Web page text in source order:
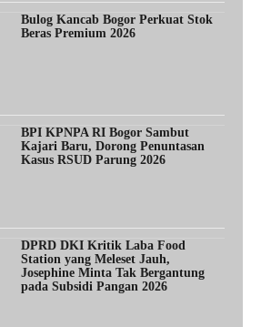
Bulog Kancab Bogor Perkuat Stok
Beras Premium 2026
BPI KPNPA RI Bogor Sambut
Kajari Baru, Dorong Penuntasan
Kasus RSUD Parung 2026
DPRD DKI Kritik Laba Food
Station yang Meleset Jauh,
Josephine Minta Tak Bergantung
pada Subsidi Pangan 2026